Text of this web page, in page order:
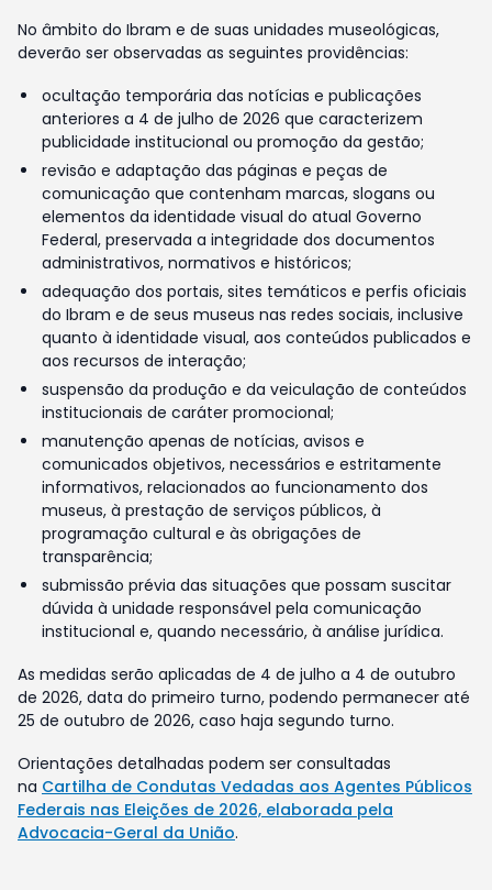
No âmbito do Ibram e de suas unidades museológicas,
deverão ser observadas as seguintes providências:
ocultação temporária das notícias e publicações
anteriores a 4 de julho de 2026 que caracterizem
publicidade institucional ou promoção da gestão;
revisão e adaptação das páginas e peças de
comunicação que contenham marcas, slogans ou
elementos da identidade visual do atual Governo
Federal, preservada a integridade dos documentos
administrativos, normativos e históricos;
adequação dos portais, sites temáticos e perfis oficiais
do Ibram e de seus museus nas redes sociais, inclusive
quanto à identidade visual, aos conteúdos publicados e
aos recursos de interação;
suspensão da produção e da veiculação de conteúdos
institucionais de caráter promocional;
manutenção apenas de notícias, avisos e
comunicados objetivos, necessários e estritamente
informativos, relacionados ao funcionamento dos
museus, à prestação de serviços públicos, à
programação cultural e às obrigações de
transparência;
submissão prévia das situações que possam suscitar
dúvida à unidade responsável pela comunicação
institucional e, quando necessário, à análise jurídica.
As medidas serão aplicadas de 4 de julho a 4 de outubro
de 2026, data do primeiro turno, podendo permanecer até
25 de outubro de 2026, caso haja segundo turno.
Orientações detalhadas podem ser consultadas
na Cartilha de Condutas Vedadas aos Agentes Públicos
Federais nas Eleições de 2026, elaborada pela
Advocacia-Geral da União.